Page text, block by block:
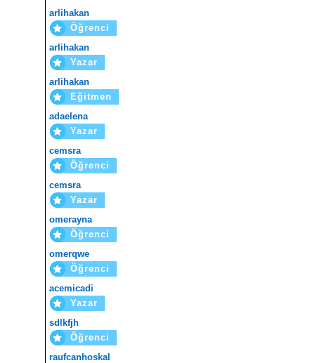
arlihakan
Öğrenci
arlihakan
Yazar
arlihakan
Eğitmen
adaelena
Yazar
cemsra
Öğrenci
cemsra
Yazar
omerayna
Öğrenci
omerqwe
Öğrenci
acemicadi
Yazar
sdlkfjh
Öğrenci
raufcanhoskal